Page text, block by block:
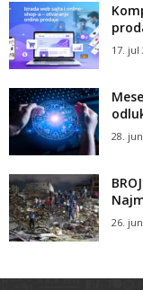
17. jul
28.
26.